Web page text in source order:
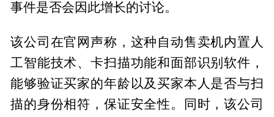
事件是否会因此增长的讨论。
该公司在官网声称，这种自动售卖机内置人
工智能技术、卡扫描功能和面部识别软件，
能够验证买家的年龄以及买家本人是否与扫
描的身份相符，保证安全性。同时，该公司